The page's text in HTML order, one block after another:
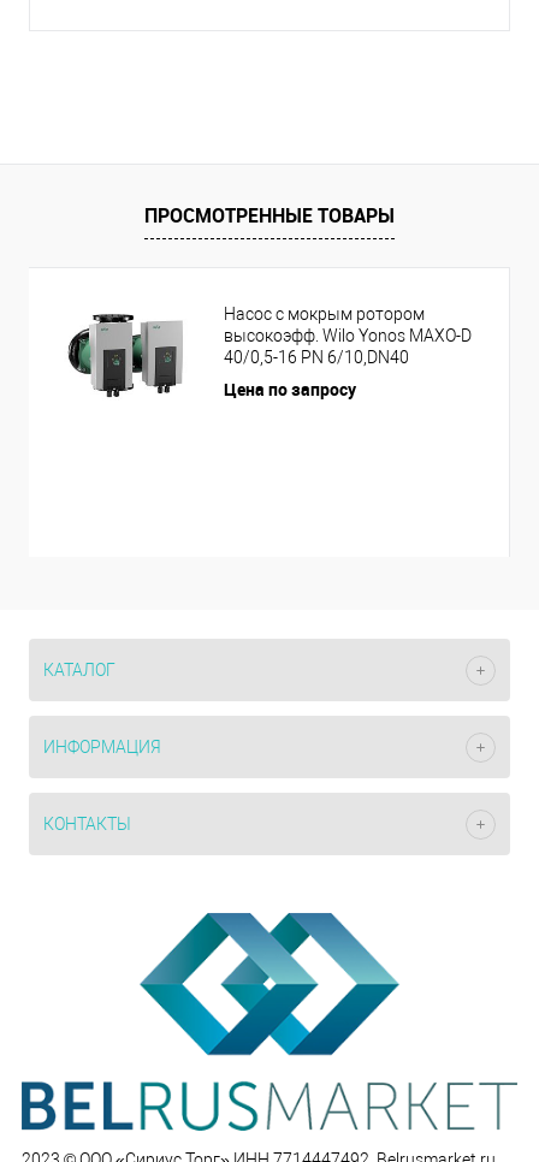
ПРОСМОТРЕННЫЕ ТОВАРЫ
Насос с мокрым ротором
высокоэфф. Wilo Yonos MAXO-D
40/0,5-16 PN 6/10,DN40
Цена по запросу
КАТАЛОГ
ИНФОРМАЦИЯ
КОНТАКТЫ